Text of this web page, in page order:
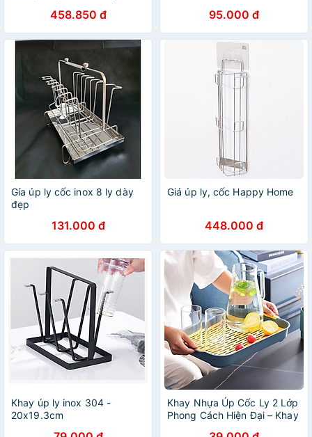
458.850 đ 95.000 đ
Gía úp ly cốc inox 8 ly dày
đẹp
131.000 đ
Giá úp ly, cốc Happy Home
448.000 đ
Khay úp ly inox 304 -
20x19.3cm
Khay Nhựa Úp Cốc Ly 2 Lớp
Phong Cách Hiện Đại – Khay